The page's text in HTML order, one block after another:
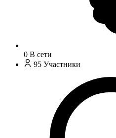
0 В сети
95 Участники